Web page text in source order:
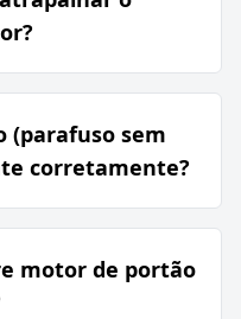
(parafuso sem
corretamente?
motor de portão